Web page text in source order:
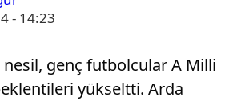
- 14:23
nesil, genç futbolcular A Milli
yükseltti. Arda